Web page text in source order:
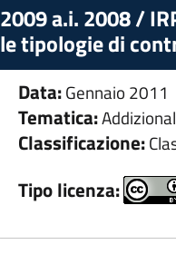
2009 a.i. 2008 /
le tipologie di
Data:Gennaio
Tematica:
Classificazione:
Tipo licenza: